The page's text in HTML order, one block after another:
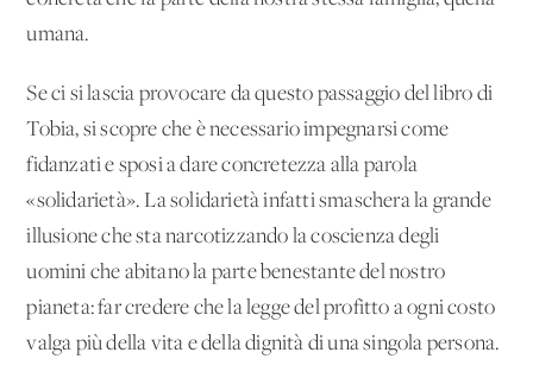
umana.
Se ci si lascia provocare da questo passaggio del libro di
Tobia, si scopre che è necessario impegnarsi come
fidanzati e sposi a dare concretezza alla parola
«solidarietà». La solidarietà infatti smaschera la grande
illusione che sta narcotizzando la coscienza degli
uomini che abitano la parte benestante del nostro
pianeta: far credere che la legge del profitto a ogni costo
valga più della vita e della dignità di una singola persona.